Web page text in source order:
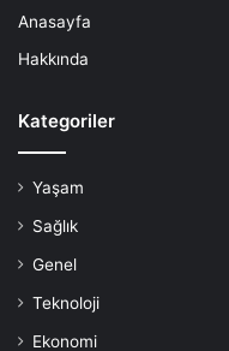
Anasayfa
Hakkında
Kategoriler
Yaşam
Sağlık
Genel
Teknoloji
Ekonomi